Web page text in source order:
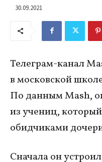
30.09.2021
Телеграм-канал
в московской
По данным Mash,
из учениц,
обидчиками
Сначала он